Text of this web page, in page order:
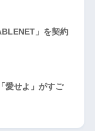
」を契約
愛せよ」がすご